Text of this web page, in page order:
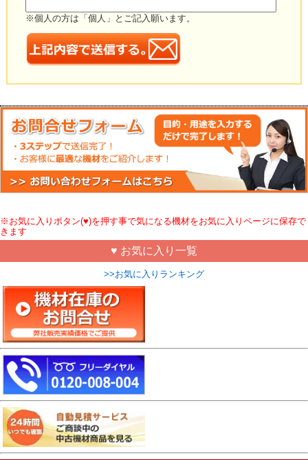
※個人の方は「個人」とご記入願います。
※お気に入りボタン(♥)を押す事で気になる機材をお気に入りページに保存で
きます
♥ お気に入り一覧
>>お気に入りランキング